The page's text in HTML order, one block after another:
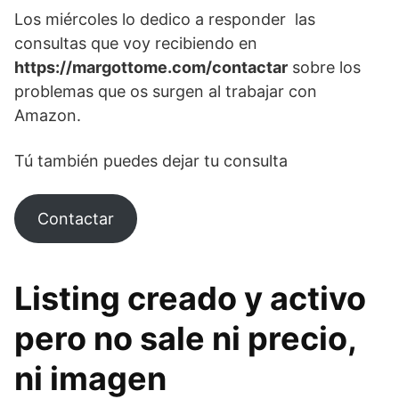
Los miércoles lo dedico a responder las
consultas que voy recibiendo en
https://margottome.com/contactar sobre los
problemas que os surgen al trabajar con
Amazon.
Tú también puedes dejar tu consulta
Contactar
Listing creado y activo
pero no sale ni precio,
ni imagen